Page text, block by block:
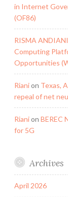
in Internet
(OF86)
RISMA ANDIANI
Computing
Opportunities
Rianion Texas,
repeal of net
Rianion BEREC
for 5G
Archives
April 2026